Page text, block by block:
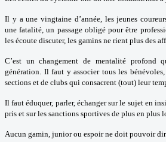
Il y a une vingtaine d’année, les jeunes
une fatalité, un passage obligé pour être
les écoute discuter, les gamins ne rient plus des
C’est un changement de mentalité profond
génération. Il faut y associer tous les
sections et de clubs qui consacrent (tout) leur
Il faut éduquer, parler, échanger sur le sujet en
pris et sur les sanctions sportives de plus en plus
Aucun gamin, junior ou espoir ne doit pouvoir